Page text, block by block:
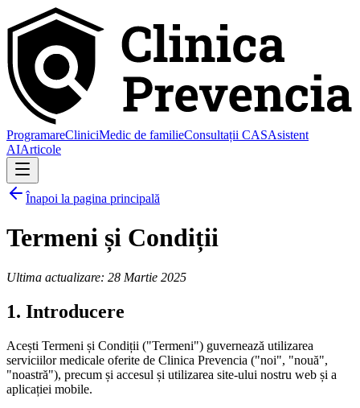
ProgramareCliniciMedic de familieConsultații CASAsistent
AIArticole
Înapoi la pagina principală
Termeni și Condiții
Ultima actualizare: 28 Martie 2025
1. Introducere
Acești Termeni și Condiții ("Termeni") guvernează utilizarea
serviciilor medicale oferite de Clinica Prevencia ("noi", "nouă",
"noastră"), precum și accesul și utilizarea site-ului nostru web și a
aplicației mobile.